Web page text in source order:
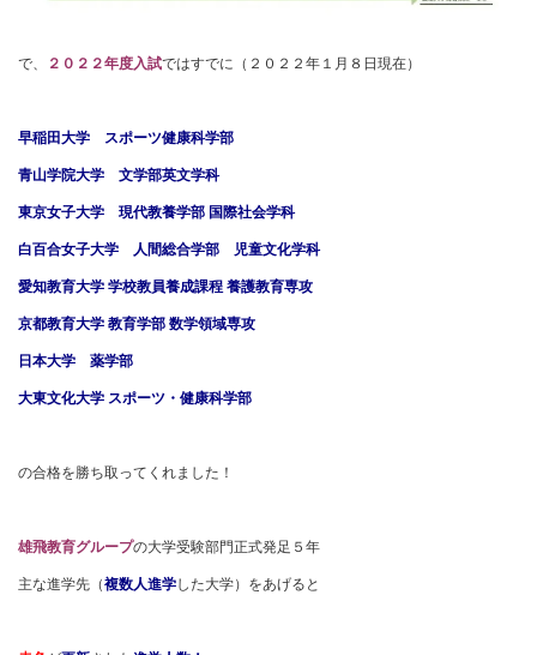
で、 ２０２２年度入試ではすでに（２０２２年１月８日現在）
早稲田大学 スポーツ健康科学部
青山学院大学 文学部英文学科
東京女子大学 現代教養学部 国際社会学科
白百合女子大学 人間総合学部 児童文化学科
愛知教育大学 学校教員養成課程 養護教育専攻
京都教育大学 教育学部 数学領域専攻
日本大学 薬学部
大東文化大学 スポーツ・健康科学部
の合格を勝ち取ってくれました！
雄飛教育グループの大学受験部門正式発足５年
主な進学先（複数人進学した大学）をあげると